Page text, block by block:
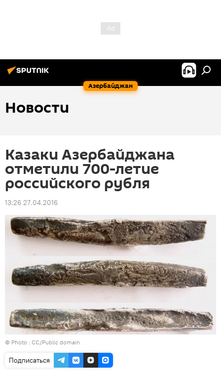
Азербайджан
Новости
Казаки Азербайджана
отметили 700-летие
российского рубля
13:26 27.04.2016
© Photo : CC/Public domain
Подписаться